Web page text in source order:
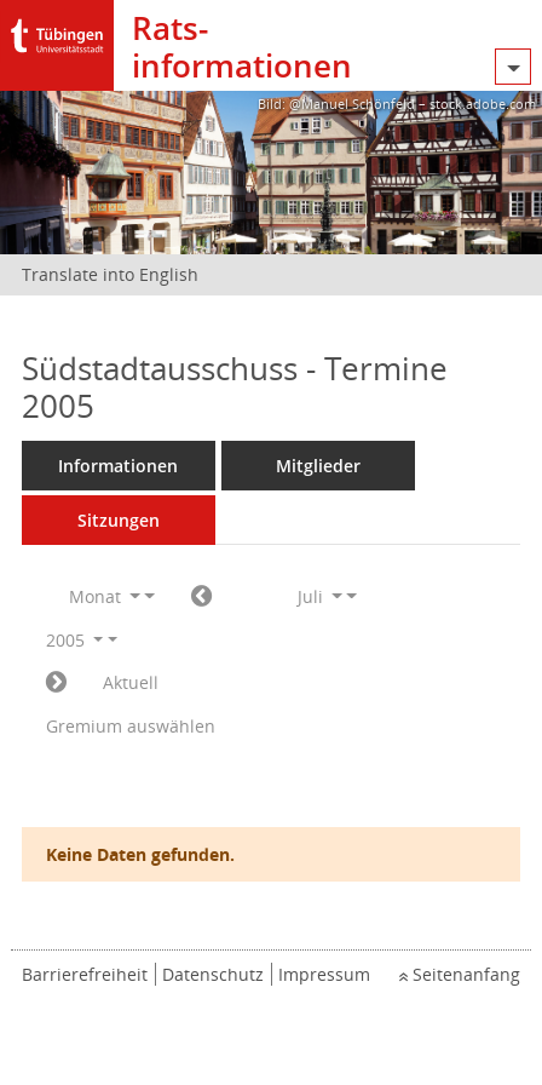
Rats­
informationen
Bild: @Manuel Schönfeld – stock.adobe.com
Translate into English
Südstadtausschuss - Termine
2005
Informationen Mitglieder
Sitzungen
Monat
Juli
2005
Aktuell
Gremium auswählen
Keine Daten gefunden.
Barrierefreiheit Datenschutz Impressum Seitenanfang